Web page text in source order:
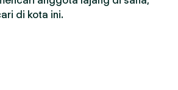
di kota ini.